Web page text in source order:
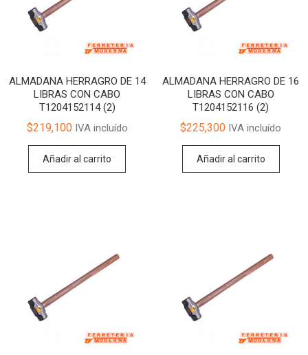
ALMADANA HERRAGRO DE 14
LIBRAS CON CABO
T1204152114 (2)
$219,100IVA incluído
Añadir al carrito
ALMADANA HERRAGRO DE 16
LIBRAS CON CABO
T1204152116 (2)
$225,300 IVA incluído
Añadir al carrito